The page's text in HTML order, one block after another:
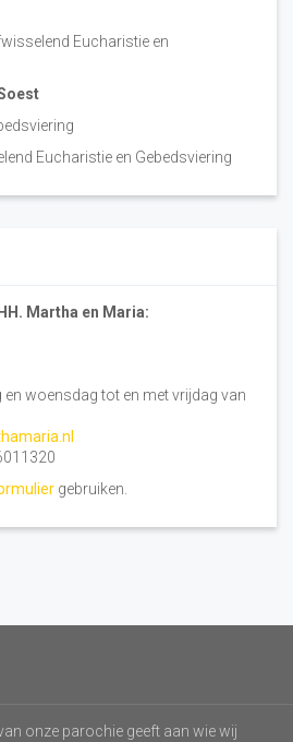
Eucharistie en
Eucharistie en Gebedsviering
Martha en Maria:
woensdag tot en met vrijdag van
gebruiken.
van onze parochie geeft aan wie wij